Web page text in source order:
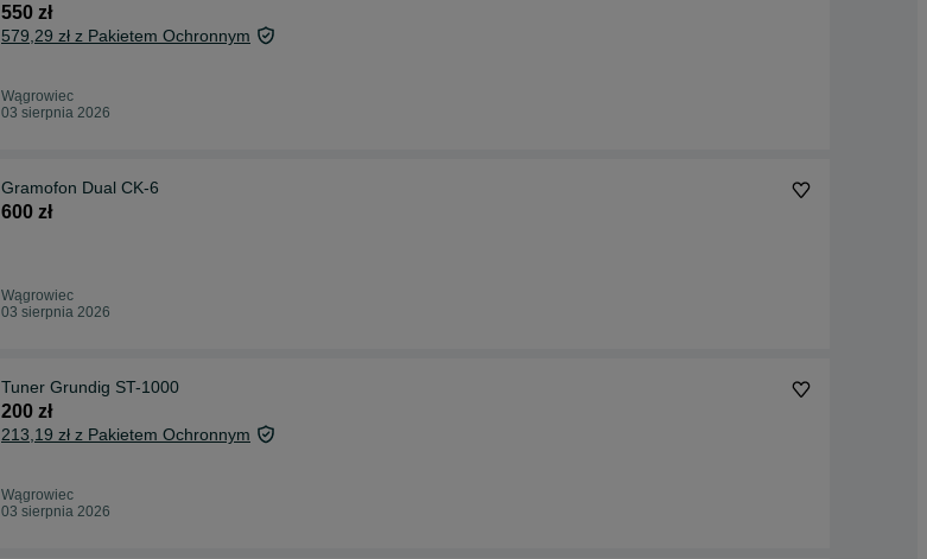
550 zł
579,29 zł z Pakietem Ochronnym
Wągrowiec
03 sierpnia 2026
Gramofon Dual CK-6
600 zł
Wągrowiec
03 sierpnia 2026
Tuner Grundig ST-1000
200 zł
213,19 zł z Pakietem Ochronnym
Wągrowiec
03 sierpnia 2026